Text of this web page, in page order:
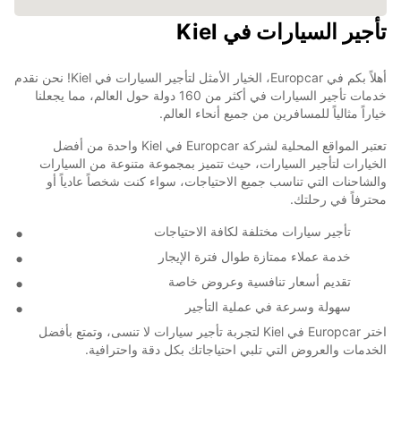
تأجير السيارات في Kiel
أهلاً بكم في Europcar، الخيار الأمثل لتأجير السيارات في Kiel! نحن نقدم
خدمات تأجير السيارات في أكثر من 160 دولة حول العالم، مما يجعلنا
خياراً مثالياً للمسافرين من جميع أنحاء العالم.
تعتبر المواقع المحلية لشركة Europcar في Kiel واحدة من أفضل
الخيارات لتأجير السيارات، حيث تتميز بمجموعة متنوعة من السيارات
والشاحنات التي تناسب جميع الاحتياجات، سواء كنت شخصاً عادياً أو
محترفاً في رحلتك.
تأجير سيارات مختلفة لكافة الاحتياجات
خدمة عملاء ممتازة طوال فترة الإيجار
تقديم أسعار تنافسية وعروض خاصة
سهولة وسرعة في عملية التأجير
اختر Europcar في Kiel لتجربة تأجير سيارات لا تنسى، وتمتع بأفضل
الخدمات والعروض التي تلبي احتياجاتك بكل دقة واحترافية.